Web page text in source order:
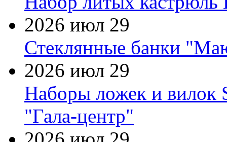
2026 июл 29
Стеклянные банки
2026 июл 29
Наборы ложек и вилок
"Гала-центр"